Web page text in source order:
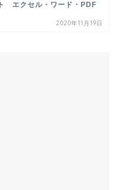
ト エクセル・ワード・PDF
2020年11月19日